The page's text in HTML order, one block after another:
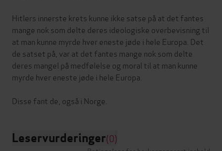
Hitlers innerste krets kunne ikke satse på at det fantes
mange nok som delte deres ideologiske overbevisning til
at man kunne myrde hver eneste jøde i hele Europa. Det
de satset på, var at det fantes mange nok som delte
deres mangel på medfølelse og moral til at man kunne
myrde hver eneste jøde i hele Europa.
Leservurderinger(0)